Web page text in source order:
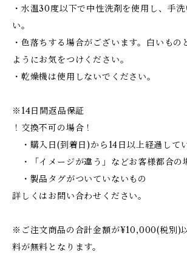
・水温30度以下で中性洗剤を使用し、手
い。
・色落ちする場合がございます。白いもの
ようにお気をつけください。
・乾燥機は使用しないでください。
※14日間返品保証
！交換不可の場合！
・購入日(到着日)から14日以上経過して
・「イメージが違う」などお客様都合の
・製品タグがついていないもの
詳しくはお問い合わせください。
※ご注文商品の合計金額が¥10,000(税別)
料が無料となります。